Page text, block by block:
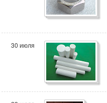
30 июля